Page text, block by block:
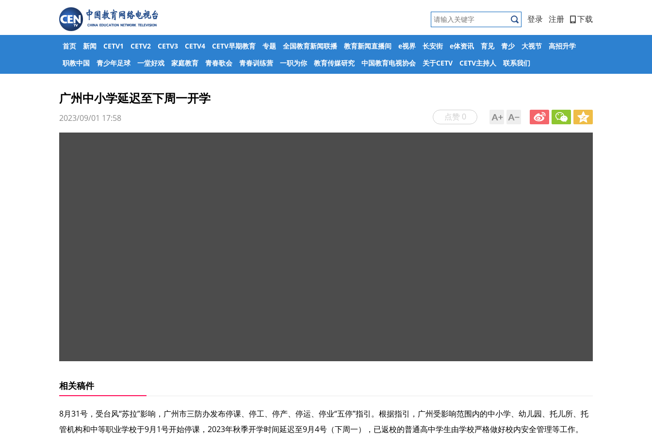
登录 注册 下载
首页 新闻 CETV1 CETV2 CETV3 CETV4 CETV早期教育 专题 全国教育新闻联播 教育新闻直播间 e视界 长安街 e体资讯 育见 青少 大视节
高招升学
职教中国
青少年足球 一堂好戏 家庭教育 青春歌会 青春训练营 一职为你 教育传媒研究 中国教育电视协会 关于CETV CETV主持人 联系我们
广州中小学延迟至下周一开学
点赞 0
2023/09/01 17:58
相关稿件
8月31号，受台风“苏拉”影响，广州市三防办发布停课、停工、停产、停运、停业“五停”指引。根据指引，广州受影响范围内的中小学、幼儿园、托儿所、托
管机构和中等职业学校于9月1号开始停课，2023年秋季开学时间延迟至9月4号（下周一），已返校的普通高中学生由学校严格做好校内安全管理等工作。